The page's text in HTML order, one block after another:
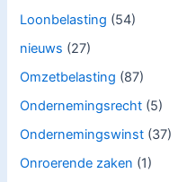
Loonbelasting (54)
nieuws (27)
Omzetbelasting (87)
Ondernemingsrecht (5)
Ondernemingswinst (37)
Onroerende zaken (1)